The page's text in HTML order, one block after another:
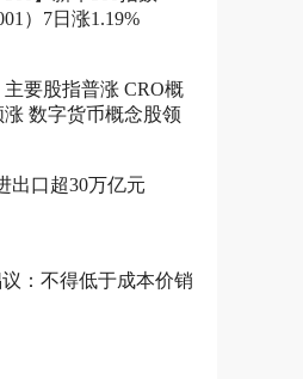
）7日涨1.19%
要股指普涨 CRO概
涨 数字货币概念股领
出口超30万亿元
：不得低于成本价销